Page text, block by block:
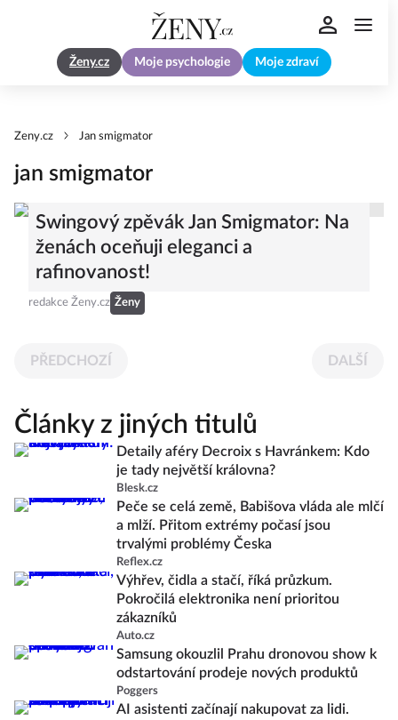
Ženy.cz Moje psychologie Moje zdraví
Zeny.cz Jan smigmator
jan smigmator
Swingový zpěvák Jan Smigmator: Na
ženách oceňuji eleganci a
rafinovanost!
redakce Ženy.cz Ženy
PŘEDCHOZÍ DALŠÍ
Články z jiných titulů
Detaily aféry Decroix s Havránkem: Kdo
je tady největší královna?
Blesk.cz
Peče se celá země, Babišova vláda ale mlčí
a mlží. Přitom extrémy počasí jsou
trvalými problémy Česka
Reflex.cz
Výhřev, čidla a stačí, říká průzkum.
Pokročilá elektronika není prioritou
zákazníků
Auto.cz
Samsung okouzlil Prahu dronovou show k
odstartování prodeje nových produktů
Poggers
AI asistenti začínají nakupovat za lidi.